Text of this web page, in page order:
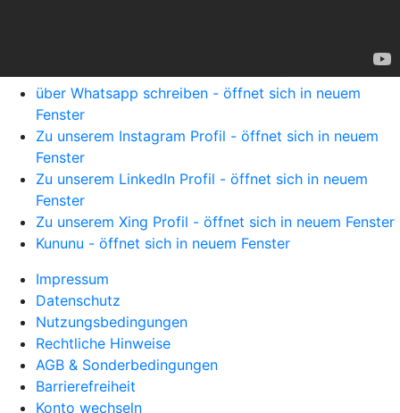
über Whatsapp schreiben - öffnet sich in neuem
Fenster
Zu unserem Instagram Profil - öffnet sich in neuem
Fenster
Zu unserem LinkedIn Profil - öffnet sich in neuem
Fenster
Zu unserem Xing Profil - öffnet sich in neuem Fenster
Kununu - öffnet sich in neuem Fenster
Impressum
Datenschutz
Nutzungsbedingungen
Rechtliche Hinweise
AGB & Sonderbedingungen
Barrierefreiheit
Konto wechseln